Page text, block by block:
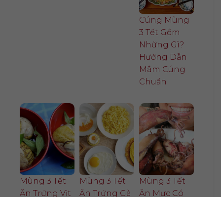
Cúng Mùng
3 Tết Gồm
Những Gì?
Hướng Dẫn
Mâm Cúng
Chuẩn
Mùng 3 Tết
Ăn Trứng Vịt
Mùng 3 Tết
Ăn Trứng Gà
Mùng 3 Tết
Ăn Mực Có